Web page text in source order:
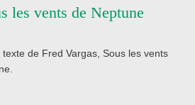
Nathan
les vents de Neptune
texte de Fred Vargas, Sous les vents